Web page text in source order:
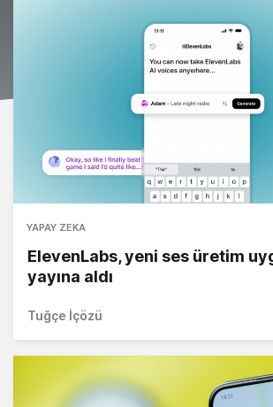
YAPAY ZEKA
ElevenLabs, yeni ses üretim
yayına aldı
Tuğçe İçözü